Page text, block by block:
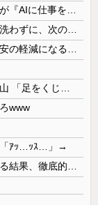
www
「ｱｯ…ｯｽ…」→